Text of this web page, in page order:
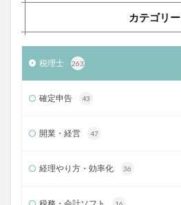
カテゴリー
税理士 263
確定申告 43
開業・経営 47
経理やり方・効率化 36